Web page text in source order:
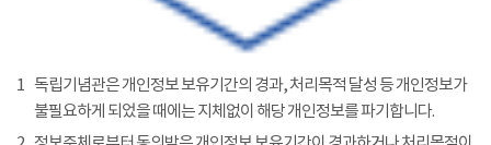
1 독립기념관은 개인정보 보유기간의 경과, 처리목적 달성 등 개인정보가
불필요하게 되었을 때에는 지체없이 해당 개인정보를 파기합니다.